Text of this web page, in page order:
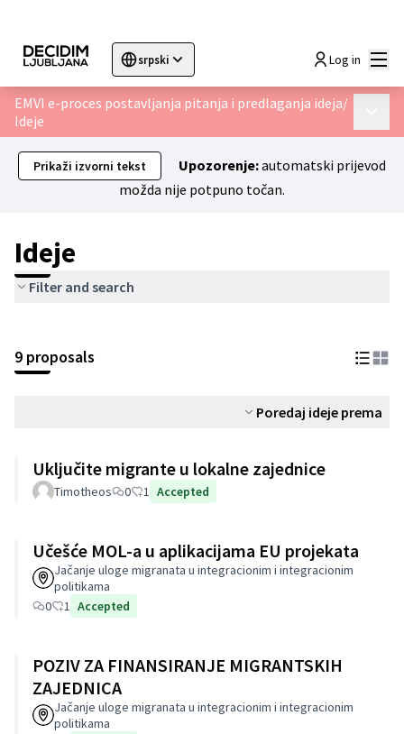
srpski
Sprache wählen Choisir la langue
Log in
EMVI e-proces postavljanja pitanja i predlaganja ideja/
Ideje
Prikaži izvorni tekst Upozorenje:automatski prijevod
možda nije potpuno točan.
Ideje
Filter and search
9 proposals
Poredaj ideje prema
Uključite migrante u lokalne zajednice
Timotheos 0 1 Accepted
Učešće MOL-a u aplikacijama EU projekata
Jačanje uloge migranata u integracionim i integracionim
politikama
0
1 Accepted
POZIV ZA FINANSIRANJE MIGRANTSKIH
ZAJEDNICA
Jačanje uloge migranata u integracionim i integracionim
politikama